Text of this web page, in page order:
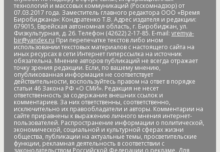
бездомныебездомные животныебезналичные платежи
Безопасное колесо-2019безопасностьБезопасные и
качественные дорогибезработица белкабензинБеринг
Берл Лазарбесплатные лекарстваБессмертные дела
Бессмертный полкбесхозяйственностьбешенство
библиотекабизнесбизнес без поддержкибизнес-
омбудсменбиометрияБира БираканБирария
БиробидажанБиробиджанБиробиджан-2
Биробиджанская воспитательная колония
Биробиджанская таможняБиробиджанская ТЭЦ
Биробиджанский АрбатБиробиджанский военный
гарнизонный судБиробиджанский колледж культуры и
искусствБиробиджанский районБирофельдбиткоин
битумная ямабитумная_ямабитумное болотобитумные
технологий и массовых коммуникаций (Роскомнадзор) от
07.03.2017 года. Заместитель главного редактора ООО «Время
Биробиджана»: Кондратенко Т.В. Адрес издателя и редакции:
679015, Еврейская автономная область, г. Биробиджан, ул.
Физкультурная, д. 26. Телефон (42622) 2-17-85. E-mail: vremya-
bir@yandex.ru При перепечатке текстов либо ином
использовании текстовых материалов с настоящего сайта на
иных ресурсах в сети Интернет гиперссылка на источник
обязательна. Мнение авторов публикаций не всегда отражает
точку зрения редакции. Если, по вашему мнению,
опубликованная информация не соответствует
действительности, воспользуйтесь правом на ответ в порядке
статьи 46 Закона РФ «О СМИ». Редакция не несет
ответственность за содержание внешних ссылок и
комментариев. За них ответственны, соответственно,
исключительно их правообладатели и авторы. Комментарии на
сайте приравнены к выражению личного мнения интернет-
пользователей. Распространение информации о политической,
экономической, социальной и культурной сферах жизни
общества, публикации на актуальные темы, просветительские
функции, рекламная деятельность в соответствии с